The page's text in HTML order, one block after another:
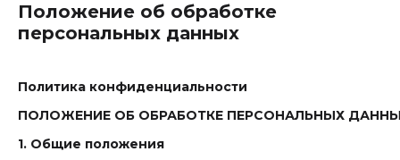
Положение об обработке
персональных данных
Политика конфиденциальности
ПОЛОЖЕНИЕ ОБ ОБРАБОТКЕ ПЕРСОНАЛЬНЫХ
1. Общие положения